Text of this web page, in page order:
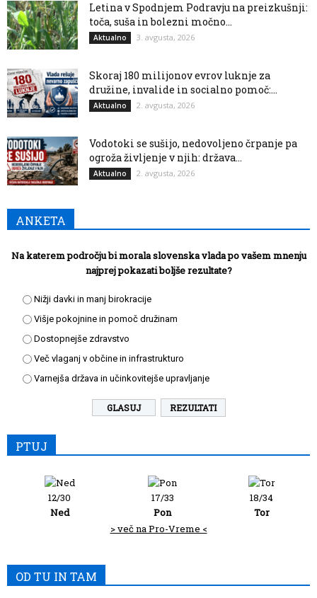
Letina v Spodnjem Podravju na preizkušnji:
toča, suša in bolezni močno...
Aktualno 3. avgusta, 2026
Skoraj 180 milijonov evrov luknje za
družine, invalide in socialno pomoč:...
Aktualno 2. avgusta, 2026
Vodotoki se sušijo, nedovoljeno črpanje pa
ogroža življenje v njih: država...
Aktualno 2. avgusta, 2026
ANKETA
Na katerem področju bi morala slovenska vlada po vašem mnenju
najprej pokazati boljše rezultate?
Nižji davki in manj birokracije
Višje pokojnine in pomoč družinam
Dostopnejše zdravstvo
Več vlaganj v občine in infrastrukturo
Varnejša država in učinkovitejše upravljanje
REZULTATI
PTUJ
12/30
Ned
17/33
Pon
18/34
Tor
> več na Pro-Vreme <
OD TU IN TAM